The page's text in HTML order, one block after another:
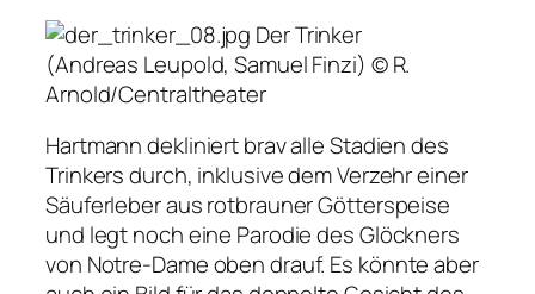
Der Trinker
(Andreas Leupold, Samuel Finzi) © R.
Arnold/Centraltheater
Hartmann dekliniert brav alle Stadien des
Trinkers durch, inklusive dem Verzehr einer
Säuferleber aus rotbrauner Götterspeise
und legt noch eine Parodie des Glöckners
von Notre-Dame oben drauf. Es könnte aber